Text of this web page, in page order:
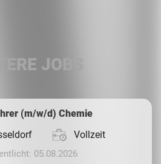
JOBS
(m/w/d) Chemie
Vollzeit
05.08.2026